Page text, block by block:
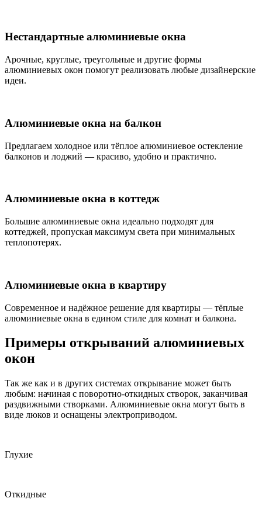
Нестандартные алюминиевые окна
Арочные, круглые, треугольные и другие формы
алюминиевых окон помогут реализовать любые дизайнерские
идеи.
Алюминиевые окна на балкон
Предлагаем холодное или тёплое алюминиевое остекление
балконов и лоджий — красиво, удобно и практично.
Алюминиевые окна в коттедж
Большие алюминиевые окна идеально подходят для
коттеджей, пропуская максимум света при минимальных
теплопотерях.
Алюминиевые окна в квартиру
Современное и надёжное решение для квартиры — тёплые
алюминиевые окна в едином стиле для комнат и балкона.
Примеры открываний алюминиевых
окон
Так же как и в других системах открывание может быть
любым: начиная с поворотно-откидных створок, заканчивая
раздвижными створками. Алюминиевые окна могут быть в
виде люков и оснащены электроприводом.
Глухие
Откидные